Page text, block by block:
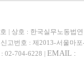
| 상호 : 한국실무노동법
고번호 : 제2013-서울마
02-704-6228 | EMAIL :